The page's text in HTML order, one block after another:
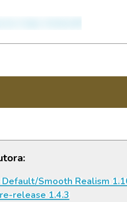
Default/Smooth Realism
release 1.4.3